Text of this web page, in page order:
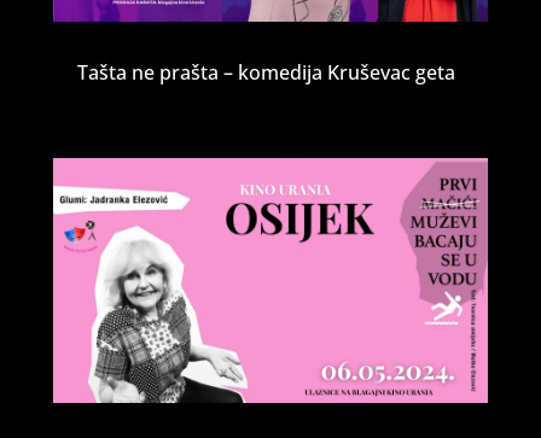
Tašta ne prašta – komedija Kruševac geta